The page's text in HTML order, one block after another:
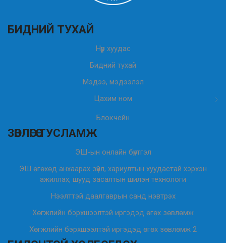
БИДНИЙ ТУХАЙ
Нүүр хуудас
Бидний тухай
Мэдээ, мэдээлэл
Цахим ном
Блокчейн
ЗӨВЛӨГӨӨ ТУСЛАМЖ
ЭШ-ын онлайн бүртгэл
ЭШ өгөхөд анхаарах зүйл, хариултын хуудастай хэрхэн
ажиллах, шууд засалтын шилэн технологи
Нээлттэй даалгаврын санд нэвтрэх
Хөгжлийн бэрхшээлтэй иргэдэд өгөх зөвлөмж
Хөгжлийн бэрхшээлтэй иргэдэд өгөх зөвлөмж 2